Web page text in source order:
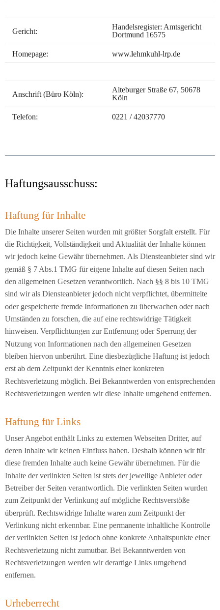
Gericht:
Handelsregister: Amtsgericht
Dortmund 16575
Homepage: www.lehmkuhl-lrp.de
Anschrift (Büro Köln):
Alteburger Straße 67, 50678
Köln
Telefon: 0221 / 42037770
Haftungsausschuss:
Haftung für Inhalte
Die Inhalte unserer Seiten wurden mit größter Sorgfalt erstellt. Für
die Richtigkeit, Vollständigkeit und Aktualität der Inhalte können
wir jedoch keine Gewähr übernehmen. Als Diensteanbieter sind wir
gemäß § 7 Abs.1 TMG für eigene Inhalte auf diesen Seiten nach
den allgemeinen Gesetzen verantwortlich. Nach §§ 8 bis 10 TMG
sind wir als Diensteanbieter jedoch nicht verpflichtet, übermittelte
oder gespeicherte fremde Informationen zu überwachen oder nach
Umständen zu forschen, die auf eine rechtswidrige Tätigkeit
hinweisen. Verpflichtungen zur Entfernung oder Sperrung der
Nutzung von Informationen nach den allgemeinen Gesetzen
bleiben hiervon unberührt. Eine diesbezügliche Haftung ist jedoch
erst ab dem Zeitpunkt der Kenntnis einer konkreten
Rechtsverletzung möglich. Bei Bekanntwerden von entsprechenden
Rechtsverletzungen werden wir diese Inhalte umgehend entfernen.
Haftung für Links
Unser Angebot enthält Links zu externen Webseiten Dritter, auf
deren Inhalte wir keinen Einfluss haben. Deshalb können wir für
diese fremden Inhalte auch keine Gewähr übernehmen. Für die
Inhalte der verlinkten Seiten ist stets der jeweilige Anbieter oder
Betreiber der Seiten verantwortlich. Die verlinkten Seiten wurden
zum Zeitpunkt der Verlinkung auf mögliche Rechtsverstöße
überprüft. Rechtswidrige Inhalte waren zum Zeitpunkt der
Verlinkung nicht erkennbar. Eine permanente inhaltliche Kontrolle
der verlinkten Seiten ist jedoch ohne konkrete Anhaltspunkte einer
Rechtsverletzung nicht zumutbar. Bei Bekanntwerden von
Rechtsverletzungen werden wir derartige Links umgehend
entfernen.
Urheberrecht